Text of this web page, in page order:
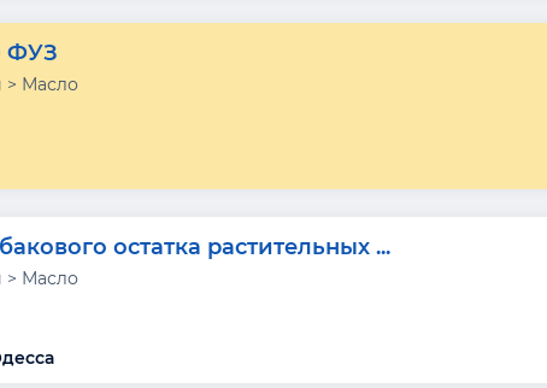
ФУЗ
> Масло
остатка растительных ...
> Масло